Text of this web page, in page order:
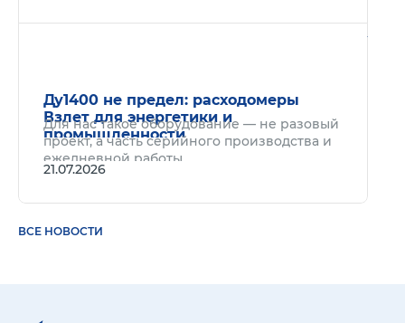
Ду1400 не предел: расходомеры
Взлет для энергетики и
промышленности
Для нас такое оборудование — не разовый
проект, а часть серийного производства и
ежедневной работы.
21.07.2026
ВСЕ НОВОСТИ